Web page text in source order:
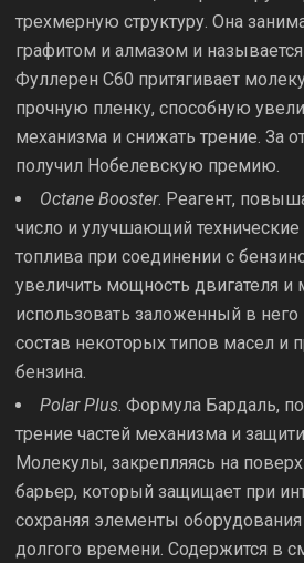
трехмерную структуру. Она
графитом и алмазом и
Фуллерен С60 притягивает
прочную пленку, способную
механизма и снижать трение. За
получил Нобелевскую премию.
Octane Booster. Реагент,
число и улучшающий технические
топлива при соединении с
увеличить мощность двигателя и
использовать заложенный в него
состав некоторых типов масел и
бензина.
Polar Plus. Формула Бардаль,
трение частей механизма и
Молекулы, закрепляясь на
барьер, который защищает при
сохраняя элементы
долгого времени. Содержится в